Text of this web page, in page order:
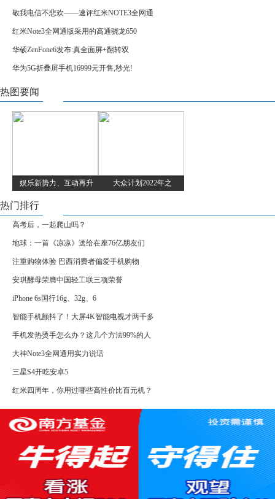
敬我电信不悲欢——速评红米NOTE3全网通
红米Note3全网通版采用的高通骁龙650
华硕ZenFone6发布:真全面屏+翻转双
华为5G折叠屏手机16999元开售,秒光!
热图要闻
娱乐新势力、互动再升 大众计划2022年之
热门排行
高考后，一起爬山吗？
地球：一首《凉凉》送给在座76亿朋友们
注重购物体验 巴西消费者偏爱手机购物
安琪酵母荣膺中国轻工联三项荣誉
iPhone 6s国行16g、32g、6
智能手机颤抖了！大屏4K智能电视才两千多
手机发热烫手怎么办？这几个方法99%的人
大神Note3全网通用实力说话
三星S4开吃安卓5
红米四周年，你用过哪些高性价比百元机？